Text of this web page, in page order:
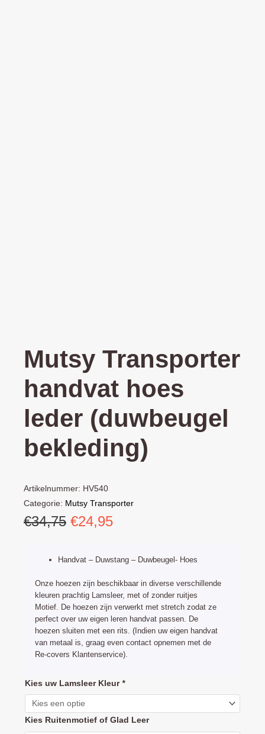
Mutsy Transporter
handvat hoes
leder (duwbeugel
bekleding)
Artikelnummer: HV540
Categorie: Mutsy Transporter
€34,75 Oorspronkelijke
was:
€24,95Huidige
is:
Handvat – Duwstang – Duwbeugel- Hoes
Onze hoezen zijn beschikbaar in diverse verschillende
kleuren prachtig Lamsleer, met of zonder ruitjes
Motief. De hoezen zijn verwerkt met stretch zodat ze
perfect over uw eigen leren handvat passen. De
hoezen sluiten met een rits. (Indien uw eigen handvat
van metaal is, graag even contact opnemen met de
Re-covers Klantenservice).
Kies uw Lamsleer Kleur *
Kies Ruitenmotief of Glad Leer
Mutsy
Transporter
handvat